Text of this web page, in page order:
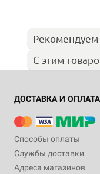
С этим
ДОСТАВКА И ОПЛАТА
Способы оплаты
Службы доставки
Адреса магазинов